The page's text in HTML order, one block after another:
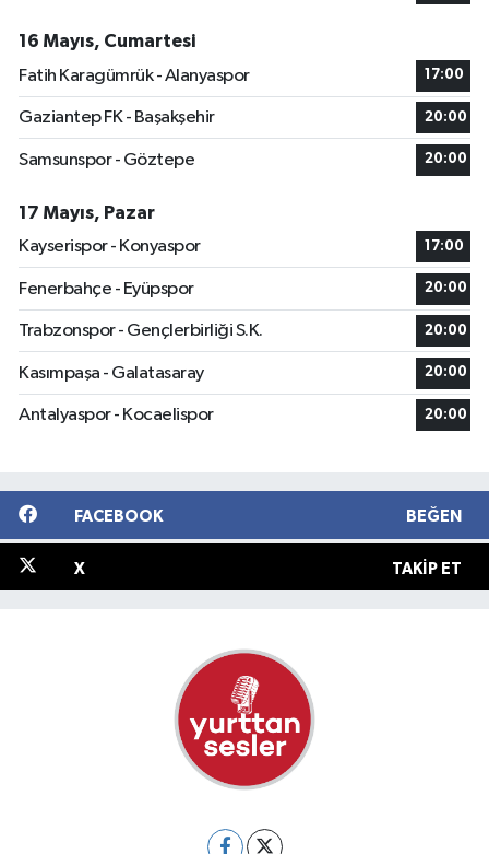
16 Mayıs, Cumartesi
Fatih Karagümrük - Alanyaspor
17:00
Gaziantep FK - Başakşehir 20:00
Samsunspor - Göztepe 20:00
17 Mayıs, Pazar
Kayserispor - Konyaspor
17:00
Fenerbahçe - Eyüpspor 20:00
Trabzonspor - Gençlerbirliği S.K. 20:00
Kasımpaşa - Galatasaray 20:00
Antalyaspor - Kocaelispor 20:00
FACEBOOK BEĞEN
X TAKIP ET